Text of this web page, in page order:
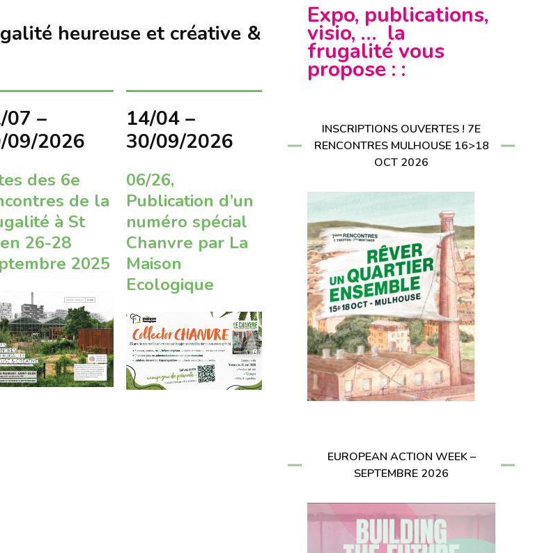
S’INSCRIRE À LA
NEWSLETTER
NEWSLETTER
heureuse et créative &
07 –
09/2026
des 6e
de la
à St
26-28
2025
14/04 –
30/09/2026
06/26,
Publication d’un
numéro spécial
Chanvre par La
Maison
Ecologique
Expo, publications,
visio, … la
frugalité vous
propose : :
INSCRIPTIONS OUVERTES ! 7E
RENCONTRES MULHOUSE 16>18
OCT 2026
EUROPEAN ACTION WEEK –
SEPTEMBRE 2026